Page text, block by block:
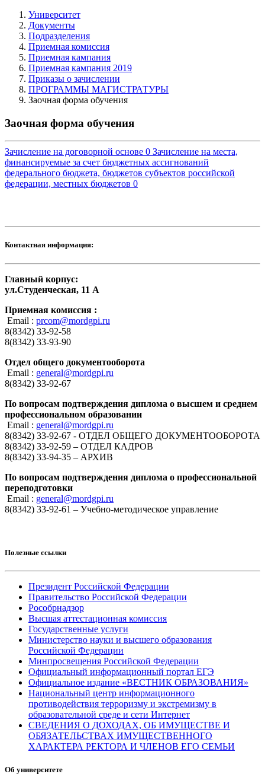
Университет
Документы
Подразделения
Приемная комиссия
Приемная кампания
Приемная кампания 2019
Приказы о зачислении
ПРОГРАММЫ МАГИСТРАТУРЫ
Заочная форма обучения
Заочная форма обучения
Зачисление на договорной основе 0 Зачисление на места,
финансируемые за счет бюджетных ассигнований
федерального бюджета, бюджетов субъектов российской
федерации, местных бюджетов 0
Контактная информация:
Главный корпус:
ул.Студенческая, 11 А
Приемная комиссия :
Email : prcom@mordgpi.ru
8(8342) 33-92-58
8(8342) 33-93-90
Отдел общего документооборота
Email : general@mordgpi.ru
8(8342) 33-92-67
По вопросам подтверждения диплома о высшем и среднем
профессиональном образовании
Email : general@mordgpi.ru
8(8342) 33-92-67 - ОТДЕЛ ОБЩЕГО ДОКУМЕНТООБОРОТА
8(8342) 33-92-59 – ОТДЕЛ КАДРОВ
8(8342) 33-94-35 – АРХИВ
По вопросам подтверждения диплома о профессиональной
переподготовки
Email : general@mordgpi.ru
8(8342) 33-92-61 – Учебно-методическое управление
Полезные ссылки
Президент Российской Федерации
Правительство Российской Федерации
Рособрнадзор
Высшая аттестационная комиссия
Государственные услуги
Министерство науки и высшего образования
Российской Федерации
Минпросвещения Российской Федерации
Официальный информационный портал ЕГЭ
Официальное издание «ВЕСТНИК ОБРАЗОВАНИЯ»
Национальный центр информационного
противодействия терроризму и экстремизму в
образовательной среде и сети Интернет
СВЕДЕНИЯ О ДОХОДАХ, ОБ ИМУЩЕСТВЕ И
ОБЯЗАТЕЛЬСТВАХ ИМУЩЕСТВЕННОГО
ХАРАКТЕРА РЕКТОРА И ЧЛЕНОВ ЕГО СЕМЬИ
Об университете